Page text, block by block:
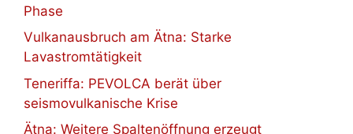
Phase
Vulkanausbruch am Ätna: Starke
Lavastromtätigkeit
Teneriffa: PEVOLCA berät über
seismovulkanische Krise
Ätna: Weitere Spaltenöffnung erzeugt